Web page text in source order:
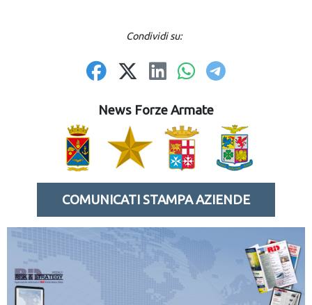
Condividi su:
News Forze Armate
COMUNICATI STAMPA AZIENDE